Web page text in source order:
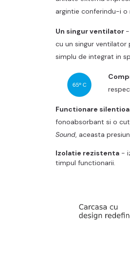
argintie conferindu-i o
Un singur ventilator -
cu un singur ventilator
simplu de integrat in
Functionare
fonoabsorbant si o
Sound, aceasta
Izolatie rezistenta -
timpul functionarii.